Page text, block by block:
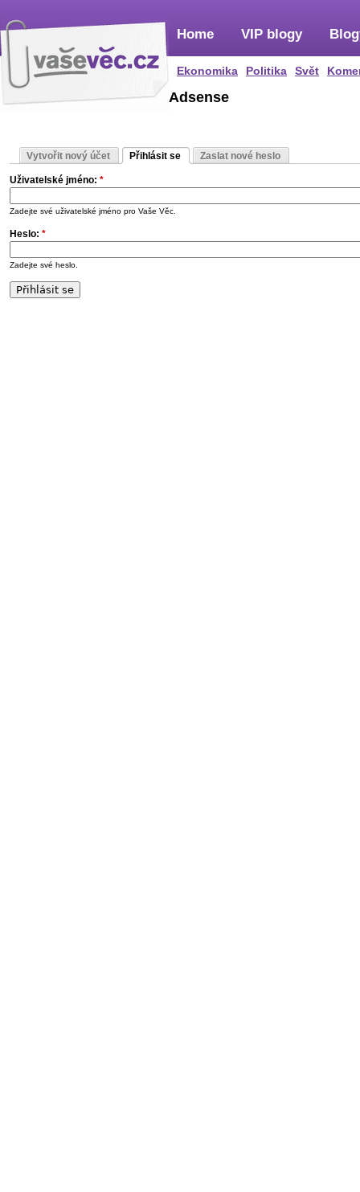
Home
Ekonomika Politika Svět
VIP blogy
Adsense
Vytvořit nový účet Přihlásit se Zaslat nové heslo
Uživatelské jméno: *
Zadejte své uživatelské jméno pro Vaše Věc.
Heslo: *
Zadejte své heslo.